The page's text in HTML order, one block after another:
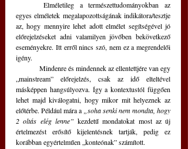
egyes elméletek megalapozottságának indikátora/tesztje
az, hogy mennyire lehet adott elmélet segítségével jó
előrejelzéseket adni valamilyen jövőben bekövetkező
eseményekre. Itt erről nincs szó, nem ez a megrendelői
igény.
„mainstream” előrejelzés, csak az idő elteltével
másképpen hangsúlyozva. Így a kontextustól függően
lehet majd kiválogatni, hogy mikor mit helyeznek az
előtérbe. Például mára a „soha senki nem mondta, hogy
2 oltás elég lenne” kezdetű mondatokat most az új
értelmezést erősítő kijelentésnek tartják, pedig ez
korábban egyértelműen „konteónak” számított.